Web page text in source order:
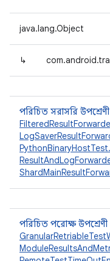
java.lang.Object
↳
পরিচিত সরাসরি উপশ্রেণী
পরিচিত পরোক্ষ উপশ্রেণী